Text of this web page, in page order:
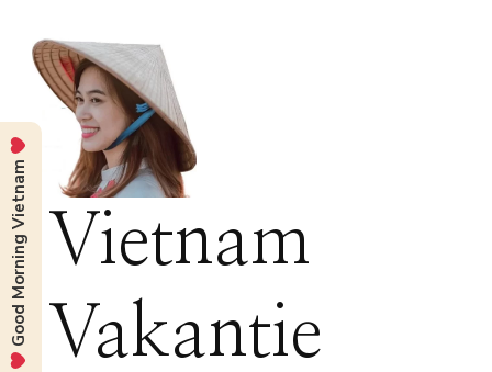
Vietnam
Vakantie
Good Morning Vietnam